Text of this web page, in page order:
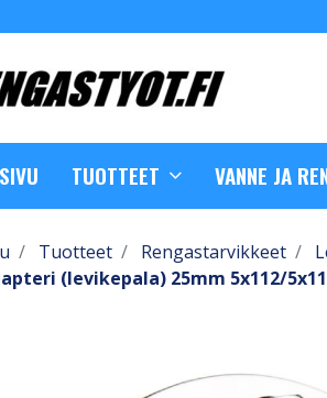
TUOTTEET VANNE JA
Tuotteet Rengastarvikkeet
(levikepala) 25mm 5x112/